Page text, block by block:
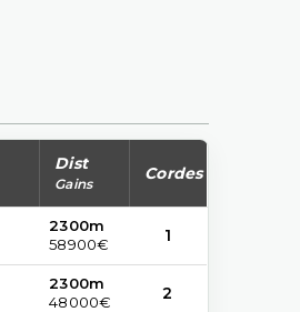
Dist
Gains
Cordes
2300m
58900€
1
2300m
48000€
2